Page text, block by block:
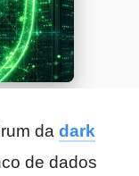
da dark
de dados